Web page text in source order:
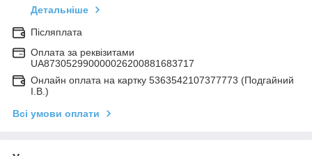
Детальніше
Післяплата
Оплата за реквізитами
UA873052990000026200881683717
Онлайн оплата на картку 5363542107377773 (Подгайний
І.В.)
Всі умови оплати